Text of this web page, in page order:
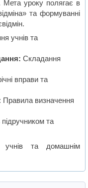
Мета уроку полягає в
та формуванні
учнів та
Складання
вправи та
Правила визначення
та
учнів та домашнім